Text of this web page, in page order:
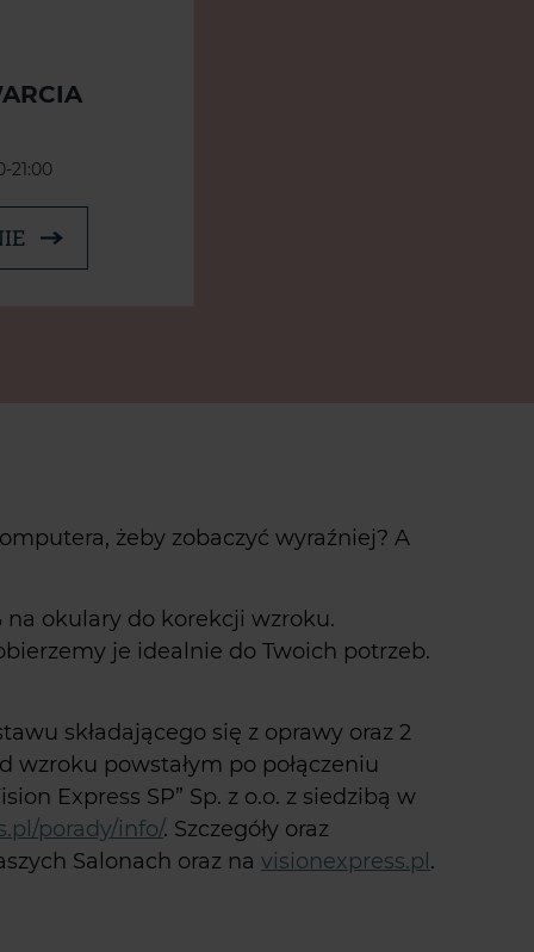
21:00
żeby zobaczyć wyraźniej? A
na okulary do korekcji wzroku.
je idealnie do Twoich potrzeb.
składającego się z oprawy oraz 2
powstałym po połączeniu
Express SP” Sp. z o.o. z siedzibą w
porady/info/. Szczegóły oraz
Salonach oraz na visionexpress.pl .